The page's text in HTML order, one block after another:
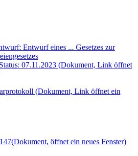
Entwurf eines ... Gesetzes zur
07.11.2023 (Dokument, Link öffnet
(Dokument, Link öffnet ein
(Dokument, öffnet ein neues Fenster)